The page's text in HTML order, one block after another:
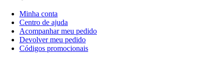
Minha conta
Centro de ajuda
Acompanhar meu pedido
Devolver meu pedido
Códigos promocionais